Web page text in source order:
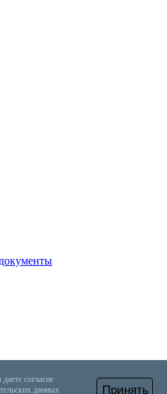
Принять
согласие
данных